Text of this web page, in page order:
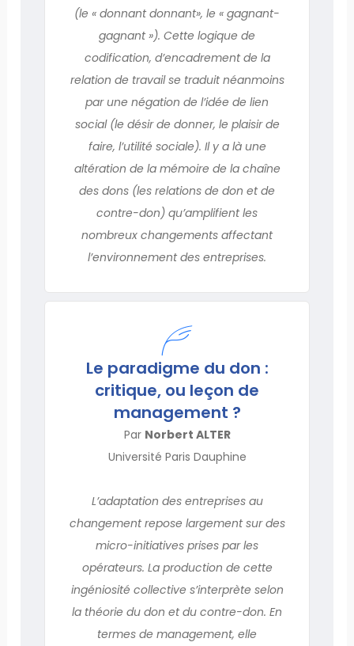
(le « donnant donnant», le « gagnant-
gagnant »). Cette logique de
codification, d’encadrement de la
relation de travail se traduit néanmoins
par une négation de l’idée de lien
social (le désir de donner, le plaisir de
faire, l’utilité sociale). Il y a là une
altération de la mémoire de la chaîne
des dons (les relations de don et de
contre-don) qu’amplifient les
nombreux changements affectant
l’environnement des entreprises.
Le paradigme du don :
critique, ou leçon de
management ?
Par Norbert ALTER
Université Paris Dauphine
L’adaptation des entreprises au
changement repose largement sur des
micro-initiatives prises par les
opérateurs. La production de cette
ingéniosité collective s’interprète selon
la théorie du don et du contre-don. En
termes de management, elle